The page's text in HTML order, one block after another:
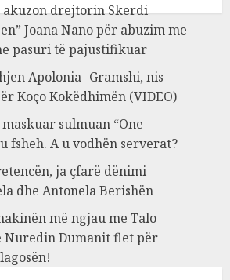
akuzon drejtorin Skerdi
Joana Nano për abuzim me
pasuri të pajustifikuar
Apolonia- Gramshi, nis
Koço Kokëdhimën (VIDEO)
sulmuan “One
fsheh. A u vodhën serverat?
ja çfarë dënimi
dhe Antonela Berishën
më ngjau me Talo
Nuredin Dumanit flet për